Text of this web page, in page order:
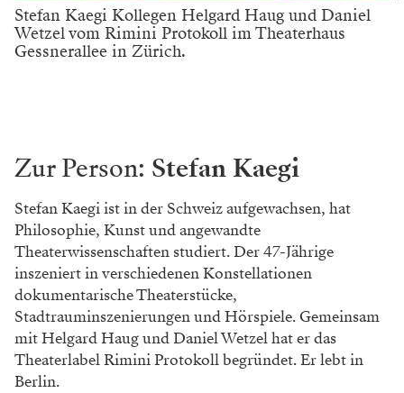
Stefan Kaegi Kollegen Helgard Haug und Daniel
Wetzel vom Rimini Protokoll im Theaterhaus
Gessnerallee in Zürich.
Zur Person: Stefan Kaegi
Stefan Kaegi ist in der Schweiz aufgewachsen, hat
Philosophie, Kunst und angewandte
Theaterwissenschaften studiert. Der 47-Jährige
inszeniert in verschiedenen Kon­stellationen
dokumentarische Theaterstücke,
Stadtrauminszenierungen und Hörspiele. Gemeinsam
mit Helgard Haug und Daniel Wetzel hat er das
Theaterlabel Rimini Protokoll begründet. Er lebt in
Berlin.